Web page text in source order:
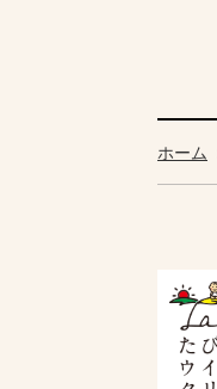
ホーム